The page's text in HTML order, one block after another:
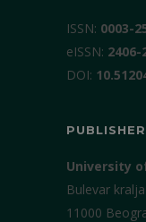
ISSN: 0003-
еISSN: 2406-
DOI:
University
Bulevar
11000